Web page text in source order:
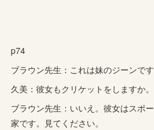
p74
ブラウン先生：これは妹のジーンです
久美：彼女もクリケットをしますか。
ブラウン先生：いいえ。彼女はスポ
家です。見てください。